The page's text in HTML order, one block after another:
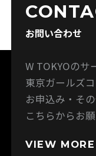
お問い合わせ
W TOKYOのサ
東京ガールズ
お申込み・そ
こちらからお
VIEW MORE